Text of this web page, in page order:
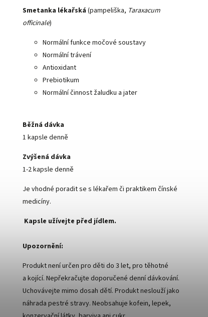
Smetanka lékařská (pampeliška, Taraxacum
officinale)
Normální funkce močové soustavy
Normální trávení
Antioxidant
Prebiotikum
Normální činnost žaludku a jater
Běžná dávka
1 kapsle denně
Zvýšená dávka
1-2 kapsle denně
Je vhodné poradit se s lékařem či praktikem čínské
medicíny.
Kapsle užívejte před jídlem.
Upozornění:
Produkt není určen pro děti do 3 let, pro těhotné
a kojící. Nepřekračujte doporučené denní dávkování.
Uchovávejte mimo dosah dětí. Produkt neslouží jako
náhrada pestré stravy. Neobsahuje kofein, lepek,